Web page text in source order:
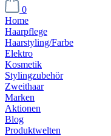
0
Home
Haarpflege
Haarstyling/Farbe
Elektro
Kosmetik
Stylingzubehör
Zweithaar
Marken
Aktionen
Blog
Produktwelten